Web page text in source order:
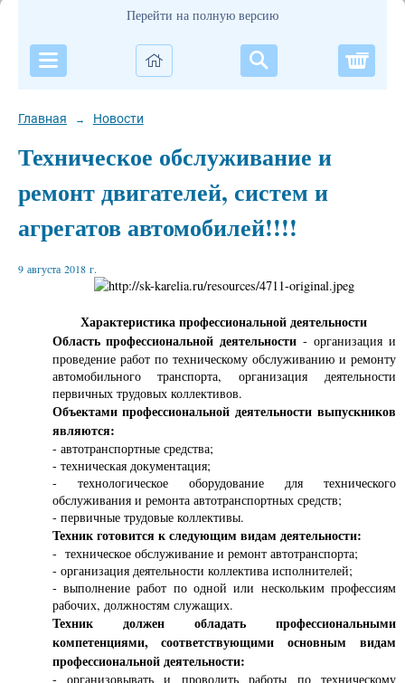
Перейти на полную версию
Главная → Новости
Техническое обслуживание и
ремонт двигателей, систем и
агрегатов автомобилей!!!!
9 августа 2018 г.
Характеристика профессиональной деятельности
Область профессиональной деятельности - организация и
проведение работ по техническому обслуживанию и ремонту
автомобильного транспорта, организация деятельности
первичных трудовых коллективов.
Объектами профессиональной деятельности выпускников
являются:
- автотранспортные средства;
- техническая документация;
- технологическое оборудование для технического
обслуживания и ремонта автотранспортных средств;
- первичные трудовые коллективы.
Техник готовится к следующим видам деятельности:
- техническое обслуживание и ремонт автотранспорта;
- организация деятельности коллектива исполнителей;
- выполнение работ по одной или нескольким профессиям
рабочих, должностям служащих.
Техник должен обладать профессиональными
компетенциями, соответствующими основным видам
профессиональной деятельности:
- организовывать и проводить работы по техническому